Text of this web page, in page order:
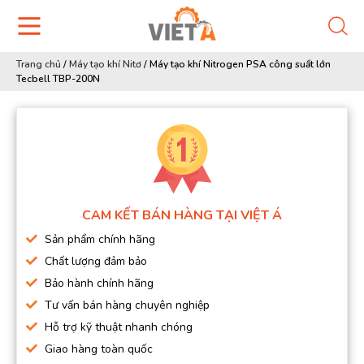
Trang chủ /Máy tạo khí Nitơ/Máy tạo khí Nitrogen PSA công suất lớn
Tecbell TBP-200N
CAM KẾT BÁN HÀNG TẠI VIỆT Á
Sản phẩm chính hãng
Chất lượng đảm bảo
Bảo hành chính hãng
Tư vấn bán hàng chuyên nghiệp
Hỗ trợ kỹ thuật nhanh chóng
Giao hàng toàn quốc